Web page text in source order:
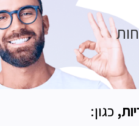
כגון: